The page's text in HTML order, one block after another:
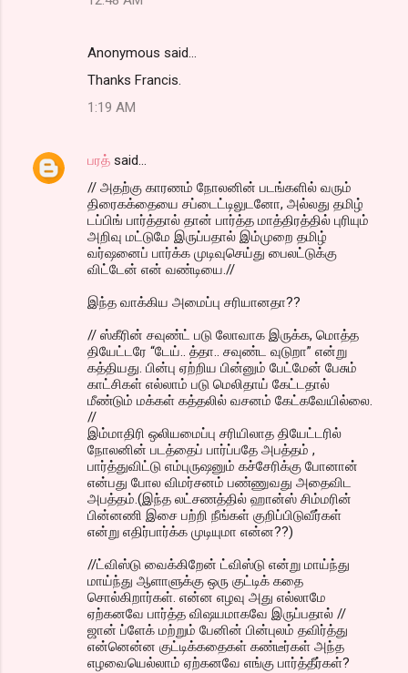
Anonymous said…
Thanks Francis.
1:19 AM
பரத் said…
// அதற்கு காரணம் நோலனின் படங்களில் வரும்
திரைகக்தையை சப்டைட்டிலுடனோ, அல்லது தமிழ்
டப்பிங் பார்த்தால் தான் பார்த்த மாத்திரத்தில் புரியும்
அறிவு மட்டுமே இருப்பதால் இம்முறை தமிழ்
வர்ஷனைப் பார்க்க முடிவுசெய்து பைலட்டுக்கு
விட்டேன் என் வண்டியை.//
இந்த வாக்கிய அமைப்பு சரியானதா??
// ஸ்கீரின் சவுண்ட் படு லோவாக இருக்க, மொத்த
தியேட்டரே “டேய்.. த்தா.. சவுண்ட வுடுறா” என்று
கத்தியது. பின்பு ஏற்றிய பின்னும் பேட்மேன் பேசும்
காட்சிகள் எல்லாம் படு மெலிதாய் கேட்டதால்
மீண்டும் மக்கள் கத்தலில் வசனம் கேட்கவேயில்லை.
//
இம்மாதிரி ஒலியமைப்பு சரியிலாத தியேட்டரில்
நோலனின் படத்தைப் பார்ப்பதே அபத்தம் ,
பார்த்துவிட்டு எம்புருஷனும் கச்சேரிக்கு போனான்
என்பது போல விமர்சனம் பண்ணுவது அதைவிட
அபத்தம்.(இந்த லட்சணத்தில் ஹான்ஸ் சிம்மரின்
பின்னணி இசை பற்றி நீங்கள் குறிப்பிடுவீர்கள்
என்று எதிர்பார்க்க முடியுமா என்ன??)
//ட்விஸ்டு வைக்கிறேன் ட்விஸ்டு என்று மாய்ந்து
மாய்ந்து ஆளாளுக்கு ஒரு குட்டிக் கதை
சொல்கிறார்கள். என்ன எழவு அது எல்லாமே
ஏற்கனவே பார்த்த விஷயமாகவே இருப்பதால் //
ஜான் ப்ளேக் மற்றும் பேனின் பின்புலம் தவிர்த்து
என்னென்ன குட்டிக்கதைகள் கண்டீர்கள் அந்த
எழவையெல்லாம் ஏற்கனவே எங்கு பார்த்தீர்கள்?